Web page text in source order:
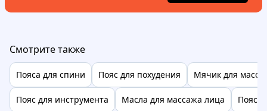
Смотрите также
Пояса для спини Пояс для похудения Мячик для
Пояс для инструмента Масла для массажа лица Пояса